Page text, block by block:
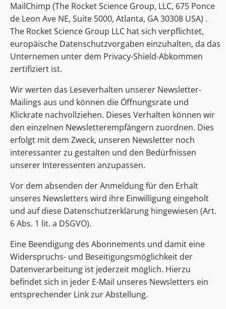
MailChimp (The Rocket Science Group, LLC, 675 Ponce
de Leon Ave NE, Suite 5000, Atlanta, GA 30308 USA) .
The Rocket Science Group LLC hat sich verpflichtet,
europäische Datenschutzvorgaben einzuhalten, da das
Unternemen unter dem Privacy-Shield-Abkommen
zertifiziert ist.
Wir werten das Leseverhalten unserer Newsletter-
Mailings aus und können die Öffnungsrate und
Klickrate nachvollziehen. Dieses Verhalten können wir
den einzelnen Newsletterempfängern zuordnen. Dies
erfolgt mit dem Zweck, unseren Newsletter noch
interessanter zu gestalten und den Bedürfnissen
unserer Interessenten anzupassen.
Vor dem absenden der Anmeldung für den Erhalt
unseres Newsletters wird ihre Einwilligung eingeholt
und auf diese Datenschutzerklärung hingewiesen (Art.
6 Abs. 1 lit. a DSGVO).
Eine Beendigung des Abonnements und damit eine
Widerspruchs- und Beseitigungsmöglichkeit der
Datenverarbeitung ist jederzeit möglich. Hierzu
befindet sich in jeder E-Mail unseres Newsletters ein
entsprechender Link zur Abstellung.